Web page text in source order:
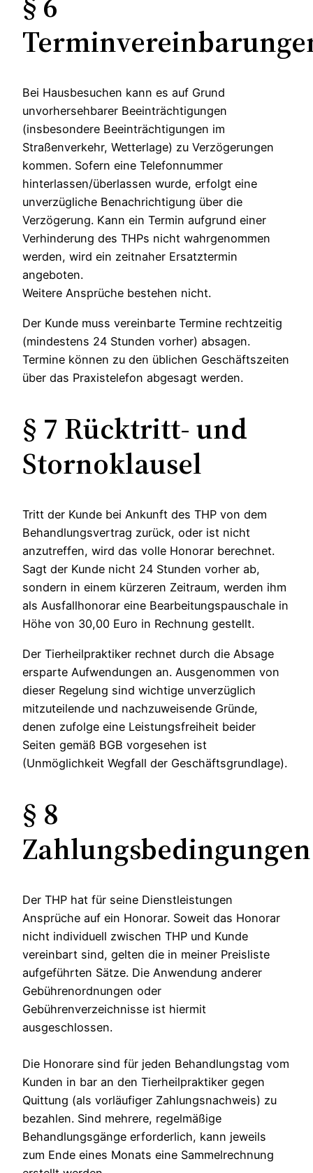
Bei Hausbesuchen kann es auf Grund
unvorhersehbarer Beeinträchtigungen
(insbesondere Beeinträchtigungen im
Straßenverkehr, Wetterlage) zu Verzögerungen
kommen. Sofern eine Telefonnummer
hinterlassen/überlassen wurde, erfolgt eine
unverzügliche Benachrichtigung über die
Verzögerung. Kann ein Termin aufgrund einer
Verhinderung des THPs nicht wahrgenommen
werden, wird ein zeitnaher Ersatztermin
angeboten.
Weitere Ansprüche bestehen nicht.
Der Kunde muss vereinbarte Termine rechtzeitig
(mindestens 24 Stunden vorher) absagen.
Termine können zu den üblichen Geschäftszeiten
über das Praxistelefon abgesagt werden.
§ 7 Rücktritt- und
Stornoklausel
Tritt der Kunde bei Ankunft des THP von dem
Behandlungsvertrag zurück, oder ist nicht
anzutreffen, wird das volle Honorar berechnet.
Sagt der Kunde nicht 24 Stunden vorher ab,
sondern in einem kürzeren Zeitraum, werden ihm
als Ausfallhonorar eine Bearbeitungspauschale in
Höhe von 30,00 Euro in Rechnung gestellt.
Der Tierheilpraktiker rechnet durch die Absage
ersparte Aufwendungen an. Ausgenommen von
dieser Regelung sind wichtige unverzüglich
mitzuteilende und nachzuweisende Gründe,
denen zufolge eine Leistungsfreiheit beider
Seiten gemäß BGB vorgesehen ist
(Unmöglichkeit Wegfall der Geschäftsgrundlage).
§ 8
Zahlungsbedingungen
Der THP hat für seine Dienstleistungen
Ansprüche auf ein Honorar. Soweit das Honorar
nicht individuell zwischen THP und Kunde
vereinbart sind, gelten die in meiner Preisliste
aufgeführten Sätze. Die Anwendung anderer
Gebührenordnungen oder
Gebührenverzeichnisse ist hiermit
ausgeschlossen.
Die Honorare sind für jeden Behandlungstag vom
Kunden in bar an den Tierheilpraktiker gegen
Quittung (als vorläufiger Zahlungsnachweis) zu
bezahlen. Sind mehrere, regelmäßige
Behandlungsgänge erforderlich, kann jeweils
zum Ende eines Monats eine Sammelrechnung